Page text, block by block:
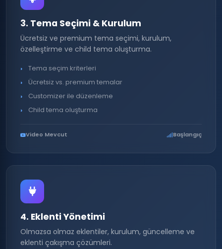
3. Tema Seçimi & Kurulum
Ücretsiz ve premium tema seçimi, kurulum,
özelleştirme ve child tema oluşturma.
Tema seçim kriterleri
Ücretsiz vs. premium temalar
Customizer ile düzenleme
Child tema oluşturma
Video Mevcut Başlangıç
4. Eklenti Yönetimi
Olmazsa olmaz eklentiler, kurulum, güncelleme ve
eklenti çakışma çözümleri.